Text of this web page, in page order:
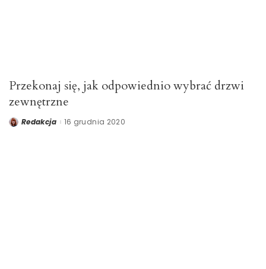
Przekonaj się, jak odpowiednio wybrać drzwi
zewnętrzne
PostedRedakcja 16 grudnia 2020